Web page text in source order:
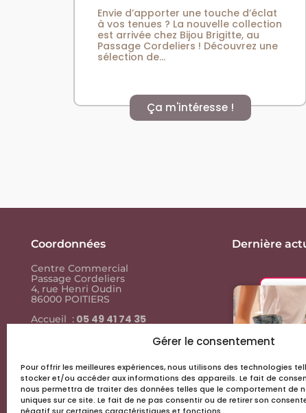
Gérer le consentement
Pour offrir les meilleures expériences, nous utilisons des technologies
stocker et/ou accéder aux informations des appareils. Le fait de
nous permettra de traiter des données telles que le comportement de
uniques sur ce site. Le fait de ne pas consentir ou de retirer son
Envie d’apporter une touche d’éclat
à vos tenues ? La nouvelle collection
est arrivée chez Bijou Brigitte, au
Passage Cordeliers ! Découvrez une
sélection de...
Ça m'intéresse !
Coordonnées
Centre Commercial
Passage Cordeliers
4, rue Henri Oudin
86000 POITIERS
Accueil : 05 49 41 74 35
Liens utiles
Actus & events
Dernière